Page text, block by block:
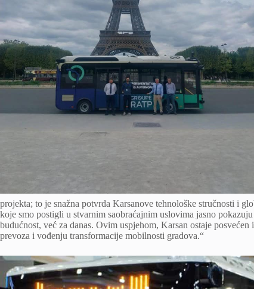
projekta; to je snažna potvrda Karsanove tehnološke stručnosti i
koje smo postigli u stvarnim saobraćajnim uslovima jasno
budućnost, već za danas. Ovim uspjehom, Karsan ostaje
prevoza i vođenju transformacije mobilnosti gradova.“